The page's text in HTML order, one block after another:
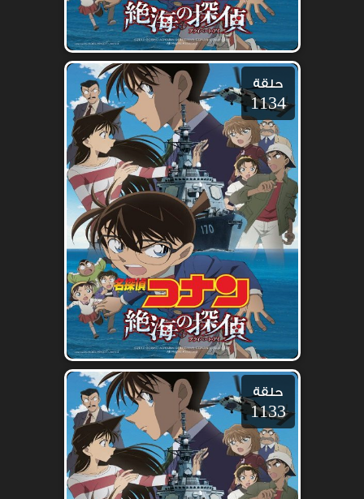
حلقة
1134
حلقة
1133